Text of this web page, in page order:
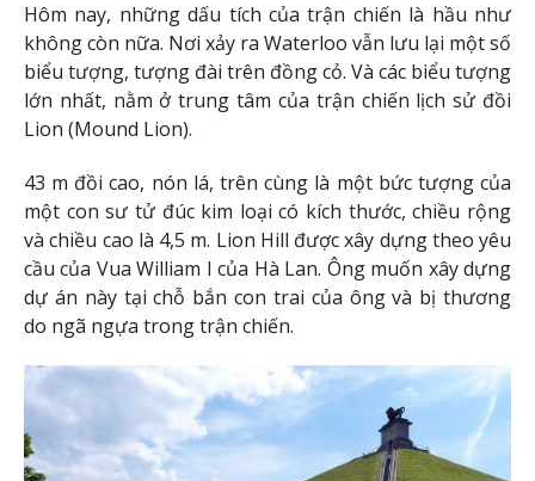
Hôm nay, những dấu tích của trận chiến là hầu như
không còn nữa. Nơi xảy ra Waterloo vẫn lưu lại một số
biểu tượng, tượng đài trên đồng cỏ. Và các biểu tượng
lớn nhất, nằm ở trung tâm của trận chiến lịch sử đồi
Lion (Mound Lion).
43 m đồi cao, nón lá, trên cùng là một bức tượng của
một con sư tử đúc kim loại có kích thước, chiều rộng
và chiều cao là 4,5 m. Lion Hill được xây dựng theo yêu
cầu của Vua William I của Hà Lan. Ông muốn xây dựng
dự án này tại chỗ bắn con trai của ông và bị thương
do ngã ngựa trong trận chiến.